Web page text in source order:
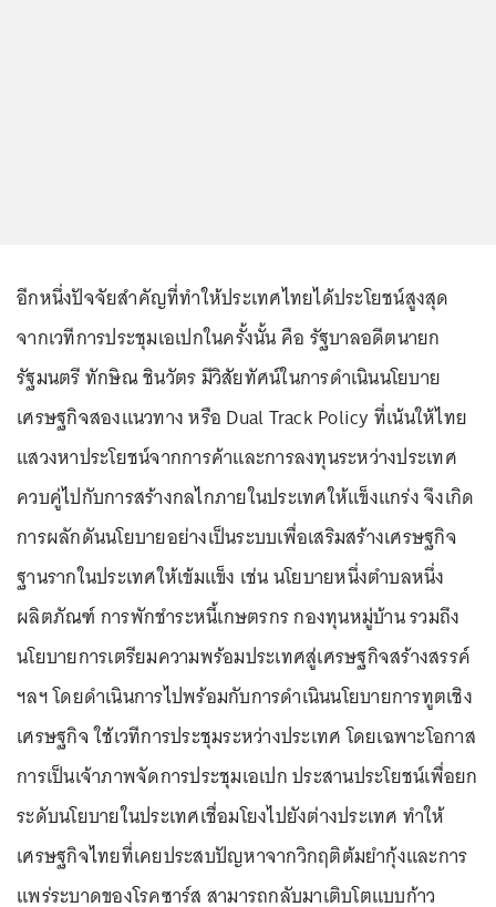
อีกหนึ่งปัจจัยสำคัญที่ทำให้ประเทศไทยได้ประโยชน์สูงสุด
จากเวทีการประชุมเอเปกในครั้งนั้น คือ รัฐบาลอดีตนายก
รัฐมนตรี ทักษิณ ชินวัตร มีวิสัยทัศน์ในการดำเนินนโยบาย
เศรษฐกิจสองแนวทาง หรือ Dual Track Policy ที่เน้นให้ไทย
แสวงหาประโยชน์จากการค้าและการลงทุนระหว่างประเทศ
ควบคู่ไปกับการสร้างกลไกภายในประเทศให้แข็งแกร่ง จึงเกิด
การผลักดันนโยบายอย่างเป็นระบบเพื่อเสริมสร้างเศรษฐกิจ
ฐานรากในประเทศให้เข้มแข็ง เช่น นโยบายหนึ่งตำบลหนึ่ง
ผลิตภัณฑ์ การพักชำระหนี้เกษตรกร กองทุนหมู่บ้าน รวมถึง
นโยบายการเตรียมความพร้อมประเทศสู่เศรษฐกิจสร้างสรรค์
ฯลฯ โดยดำเนินการไปพร้อมกับการดำเนินนโยบายการทูตเชิง
เศรษฐกิจ ใช้เวทีการประชุมระหว่างประเทศ โดยเฉพาะโอกาส
การเป็นเจ้าภาพจัดการประชุมเอเปก ประสานประโยชน์เพื่อยก
ระดับนโยบายในประเทศเชื่อมโยงไปยังต่างประเทศ ทำให้
เศรษฐกิจไทยที่เคยประสบปัญหาจากวิกฤติต้มยำกุ้งและการ
แพร่ระบาดของโรคซาร์ส สามารถกลับมาเติบโตแบบก้าว